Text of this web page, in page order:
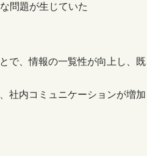
問題が生じていた
で、情報の一覧性が向上し、既
社内コミュニケーションが増加